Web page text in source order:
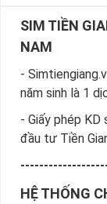
SIM TIỀN
NAM
-
năm sinh là 1
- Giấy phép KD
đầu tư Tiền
HỆ THỐNG